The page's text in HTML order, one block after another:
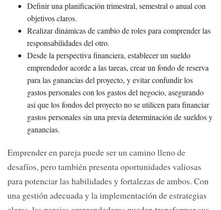
Definir una planificación trimestral, semestral o anual con
objetivos claros.
Realizar dinámicas de cambio de roles para comprender las
responsabilidades del otro.
Desde la perspectiva financiera, establecer un sueldo
emprendedor acorde a las tareas, crear un fondo de reserva
para las ganancias del proyecto, y evitar confundir los
gastos personales con los gastos del negocio, asegurando
así que los fondos del proyecto no se utilicen para financiar
gastos personales sin una previa determinación de sueldos y
ganancias.
Emprender en pareja puede ser un camino lleno de
desafíos, pero también presenta oportunidades valiosas
para potenciar las habilidades y fortalezas de ambos. Con
una gestión adecuada y la implementación de estrategias